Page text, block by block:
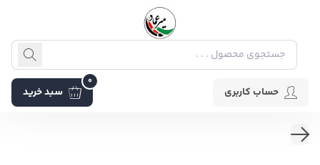
حساب کاربری سبد خرید
0